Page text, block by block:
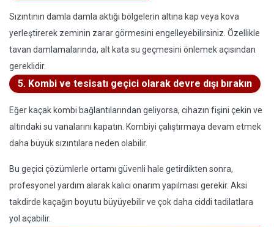
Sızıntının damla damla aktığı bölgelerin altına kap veya kova
yerleştirerek zeminin zarar görmesini engelleyebilirsiniz. Özellikle
tavan damlamalarında, alt kata su geçmesini önlemek açısından
gereklidir.
5. Kombi ve tesisatı geçici olarak devre dışı bırakın
Eğer kaçak kombi bağlantılarından geliyorsa, cihazın fişini çekin ve
altındaki su vanalarını kapatın. Kombiyi çalıştırmaya devam etmek
daha büyük sızıntılara neden olabilir.
Bu geçici çözümlerle ortamı güvenli hale getirdikten sonra,
profesyonel yardım alarak kalıcı onarım yapılması gerekir. Aksi
takdirde kaçağın boyutu büyüyebilir ve çok daha ciddi tadilatlara
yol açabilir.